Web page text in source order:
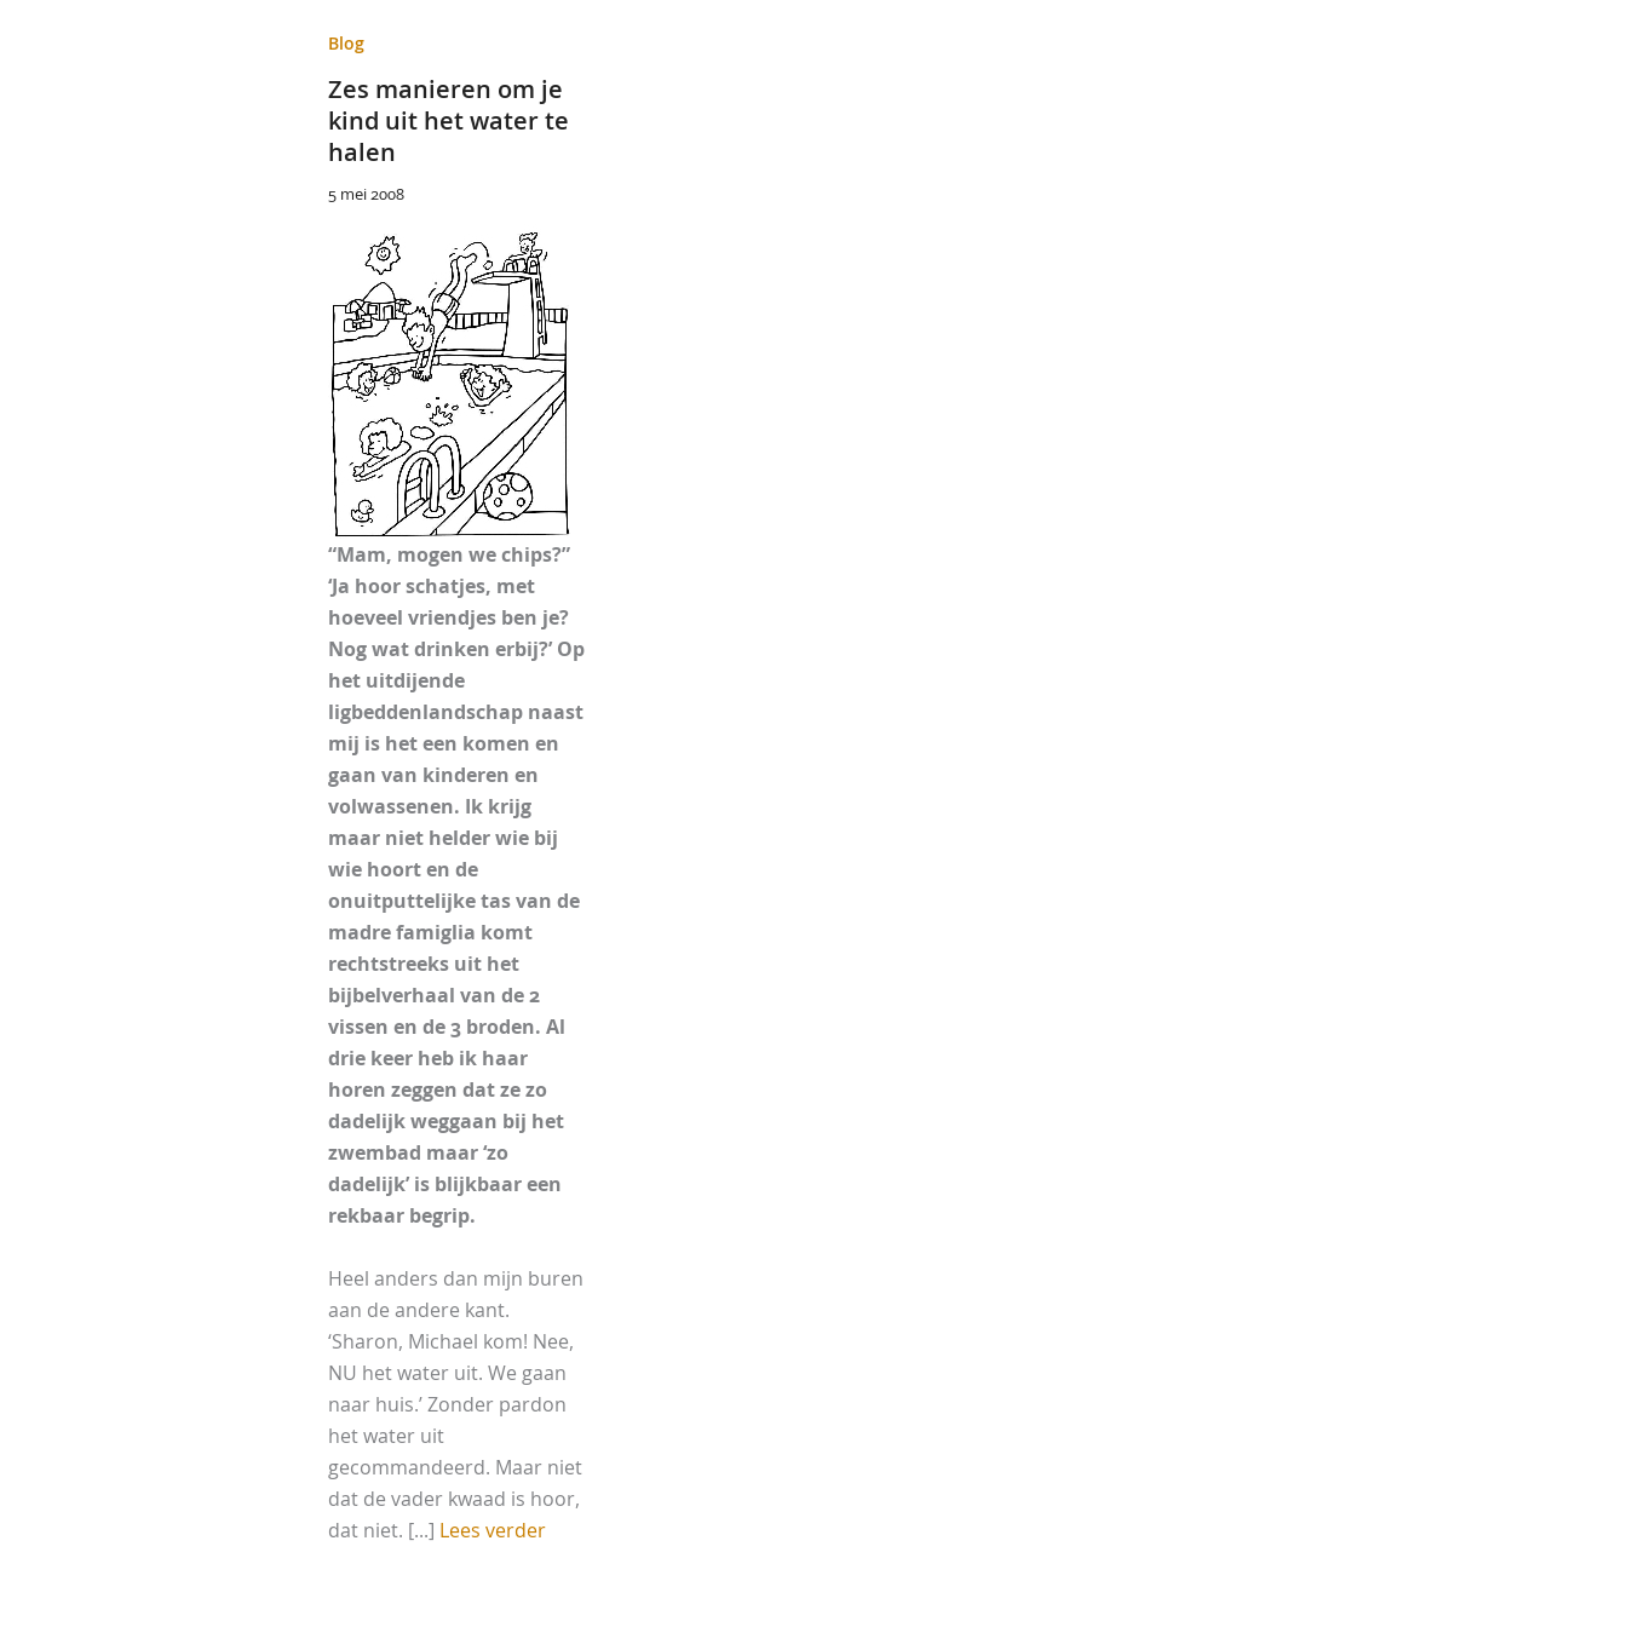
Blog
Zes manieren om je
kind uit het water te
halen
5 mei 2008
“Mam, mogen we chips?”
‘Ja hoor schatjes, met
hoeveel vriendjes ben je?
Nog wat drinken erbij?’ Op
het uitdijende
ligbeddenlandschap naast
mij is het een komen en
gaan van kinderen en
volwassenen. Ik krijg
maar niet helder wie bij
wie hoort en de
onuitputtelijke tas van de
madre famiglia komt
rechtstreeks uit het
bijbelverhaal van de 2
vissen en de 3 broden. Al
drie keer heb ik haar
horen zeggen dat ze zo
dadelijk weggaan bij het
zwembad maar ‘zo
dadelijk’ is blijkbaar een
rekbaar begrip.
Heel anders dan mijn buren
aan de andere kant.
‘Sharon, Michael kom! Nee,
NU het water uit. We gaan
naar huis.’ Zonder pardon
het water uit
gecommandeerd. Maar niet
dat de vader kwaad is hoor,
dat niet. [...] Lees verder